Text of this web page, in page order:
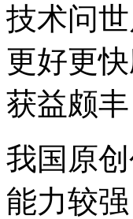
技术问
更好更
获益颇丰
我国原
能力较